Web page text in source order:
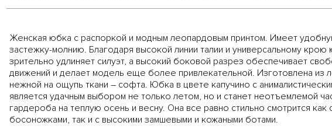
Женская юбка с распоркой и модным леопардовым принтом. Имеет
застежку-молнию. Благодаря высокой линии талии и универсальному крою
зрительно удлиняет силуэт, а высокий боковой разрез обеспечивает
движений и делает модель еще более привлекательной. Изготовлена из
нежной на ощупь ткани – софта. Юбка в цвете капучино с
является удачным выбором не только летом, но и станет неотъемлемой
гардероба на теплую осень и весну. Она все равно стильно смотрится как
босоножками, так и с высокими замшевыми и кожаными ботами.